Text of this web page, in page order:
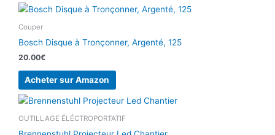
Couper
Bosch Disque à Tronçonner, Argenté, 125
20.00€
Acheter sur Amazon
OUTILLAGE ÉLÉCTROPORTATIF